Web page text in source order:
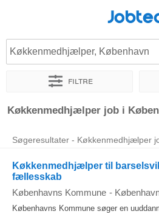
Køkkenmedhjælper, København
Filtre
Sorter efter Præcist sted
Køkkenmedhjælper job i
Søgeresultater - Køkkenmedhjælper
Køkkenmedhjælper til
fællesskab
Københavns Kommune -
Københavns Kommune søger en